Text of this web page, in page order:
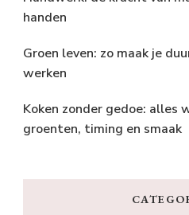
handen
Groen leven: zo maak je
werken
Koken zonder gedoe:
groenten, timing en smaak